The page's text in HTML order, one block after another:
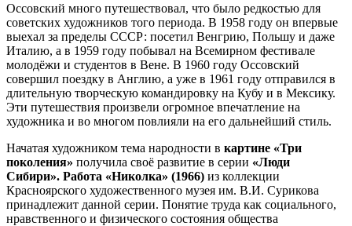
Оссовский много путешествовал, что было редкостью для
советских художников того периода. В 1958 году он впервые
выехал за пределы СССР: посетил Венгрию, Польшу и даже
Италию, а в 1959 году побывал на Всемирном фестивале
молодёжи и студентов в Вене. В 1960 году Оссовский
совершил поездку в Англию, а уже в 1961 году отправился в
длительную творческую командировку на Кубу и в Мексику.
Эти путешествия произвели огромное впечатление на
художника и во многом повлияли на его дальнейший стиль.
Начатая художником тема народности в картине «Три
поколения» получила своё развитие в серии «Люди
Сибири». Работа «Николка» (1966) из коллекции
Красноярского художественного музея им. В.И. Сурикова
принадлежит данной серии. Понятие труда как социального,
нравственного и физического состояния общества